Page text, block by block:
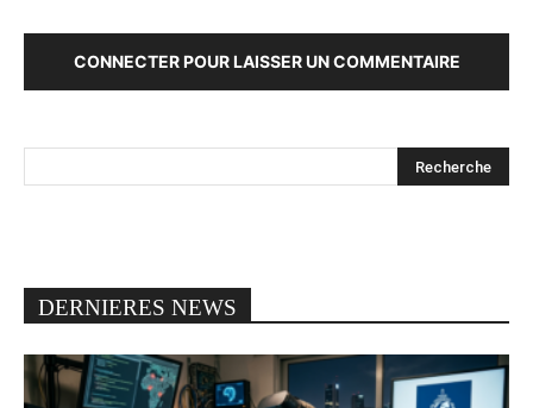
CONNECTER POUR LAISSER UN COMMENTAIRE
DERNIERES NEWS